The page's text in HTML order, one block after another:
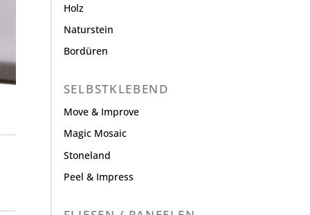
Holz
Naturstein
Bordüren
SELBSTKLEBEND
Move & Improve
Magic Mosaic
Stoneland
Peel & Impress